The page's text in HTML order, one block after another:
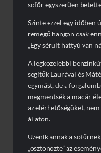
sofőr egyszerűen
Szinte ezzel egy időben
remegő hangon csak
„Egy sérült hattyú van
A legközelebbi
segítők Laurával és
egymást, de a
megmentsék a madár
az elérhetőségüket,
állaton.
Üzenik annak a
„ösztönözte” az